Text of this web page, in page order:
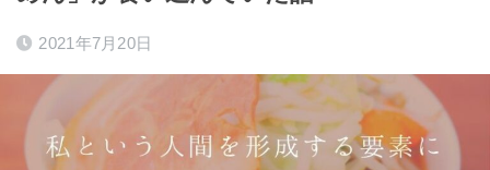
2021年7月20日